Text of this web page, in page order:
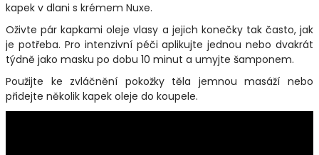
kapek v dlani s krémem Nuxe.
Oživte pár kapkami oleje vlasy a jejich konečky tak často, jak
je potřeba. Pro intenzivní péči aplikujte jednou nebo dvakrát
týdně jako masku po dobu 10 minut a umyjte šamponem.
Použijte ke zvláčnění pokožky těla jemnou masáží nebo
přidejte několik kapek oleje do koupele.